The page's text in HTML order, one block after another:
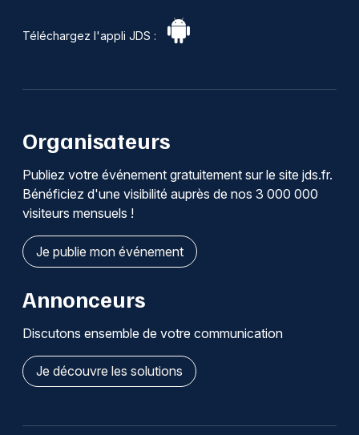
Téléchargez l'appli JDS :
Organisateurs
Publiez votre événement gratuitement sur le site jds.fr.
Bénéficiez d'une visibilité auprès de nos 3 000 000
visiteurs mensuels !
Je publie mon événement
Annonceurs
Discutons ensemble de votre communication
Je découvre les solutions